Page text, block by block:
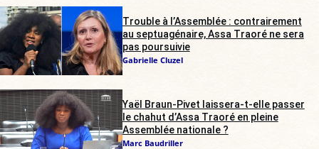
Trouble à l’Assemblée : contrairement
au septuagénaire, Assa Traoré ne sera
pas poursuivie
Gabrielle Cluzel
Yaël Braun-Pivet laissera-t-elle passer
le chahut d’Assa Traoré en pleine
Assemblée nationale ?
Marc Baudriller